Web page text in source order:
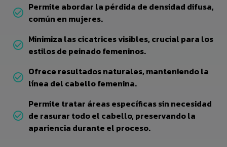
Permite abordar la pérdida de densidad difusa,
común en mujeres.
Minimiza las cicatrices visibles, crucial para los
estilos de peinado femeninos.
Ofrece resultados naturales, manteniendo la
línea del cabello femenina.
Permite tratar áreas específicas sin necesidad
de rasurar todo el cabello, preservando la
apariencia durante el proceso.